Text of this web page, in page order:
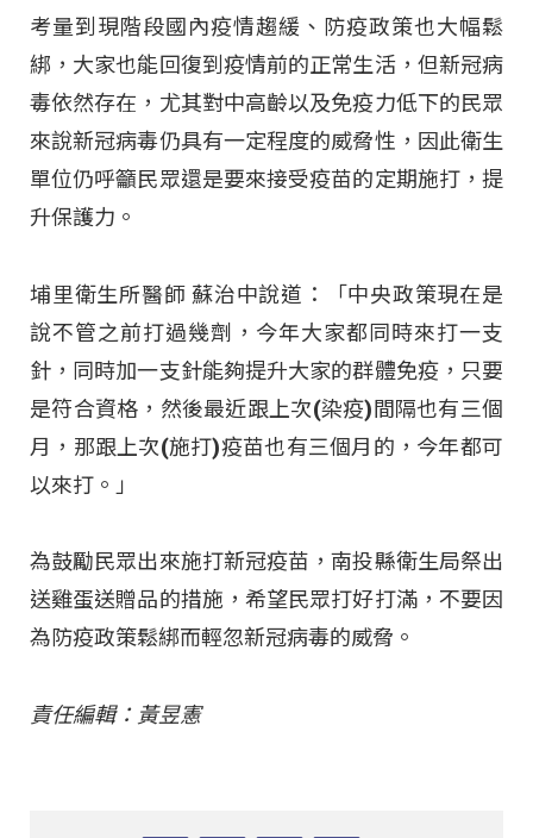
考量到現階段國內疫情趨緩、防疫政策也大幅鬆
綁，大家也能回復到疫情前的正常生活，但新冠病
毒依然存在，尤其對中高齡以及免疫力低下的民眾
來說新冠病毒仍具有一定程度的威脅性，因此衛生
單位仍呼籲民眾還是要來接受疫苗的定期施打，提
升保護力。
埔里衛生所醫師 蘇治中說道：「中央政策現在是
說不管之前打過幾劑，今年大家都同時來打一支
針，同時加一支針能夠提升大家的群體免疫，只要
是符合資格，然後最近跟上次(染疫)間隔也有三個
月，那跟上次(施打)疫苗也有三個月的，今年都可
以來打。」
為鼓勵民眾出來施打新冠疫苗，南投縣衛生局祭出
送雞蛋送贈品的措施，希望民眾打好打滿，不要因
為防疫政策鬆綁而輕忽新冠病毒的威脅。
責任編輯：黃昱憲